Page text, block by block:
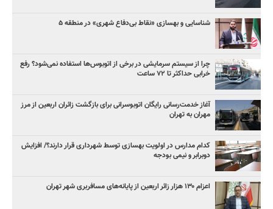
شناسایی و بهسازی «نقاط بی‌دفاع شهری» در منطقه ۵
چرا از سیستم سرمایشی در برخی از اتوبوس‌ها استفاده نمی‌شود؟ رفع
خرابی حداکثر تا ۷۲ ساعت
آغاز خدمت‌رسانی رایگان اتوبوسرانی برای بازگشت زائران اربعین از مرز
مهران به تهران
کدام مدارس در اولویت بهسازی توسط شهرداری قرار دارند؟/ افزایش
دوبرابر و نیمی بودجه
اعزام ۱۳۰ هزار زائر اربعین از پایانه‌های مسافربری شهر تهران